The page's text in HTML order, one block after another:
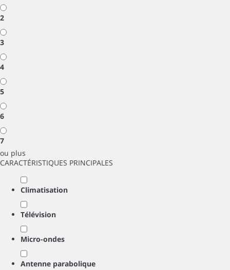
2
3
4
5
6
7
ou plus
CARACTÉRISTIQUES PRINCIPALES
Climatisation
Télévision
Micro-ondes
Antenne parabolique